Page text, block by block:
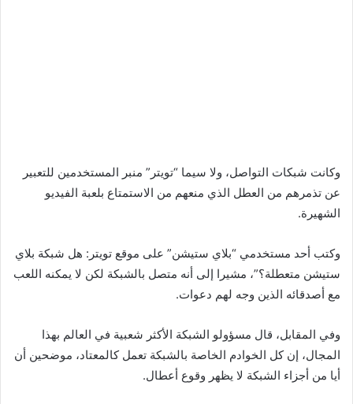
وكانت شبكات التواصل، ولا سيما “تويتر” منبر المستخدمين للتعبير
عن تذمرهم من العطل الذي منعهم من الاستمتاع بلعبة الفيديو
الشهيرة.
وكتب أحد مستخدمي “بلاي ستيشن” على موقع تويتر: هل شبكة بلاي
ستيشن متعطلة؟”، مشيرا إلى أنه متصل بالشبكة لكن لا يمكنه اللعب
مع أصدقائه الذين وجه لهم دعوات.
وفي المقابل، قال مسؤولو الشبكة الأكثر شعبية في العالم بهذا
المجال، إن كل الخوادم الخاصة بالشبكة تعمل كالمعتاد، موضحين أن
أيا من أجزاء الشبكة لا يظهر وقوع أعطال.